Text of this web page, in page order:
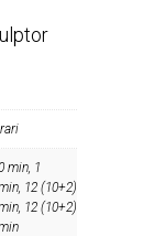
min, 1
12 (10+2)
12 (10+2)